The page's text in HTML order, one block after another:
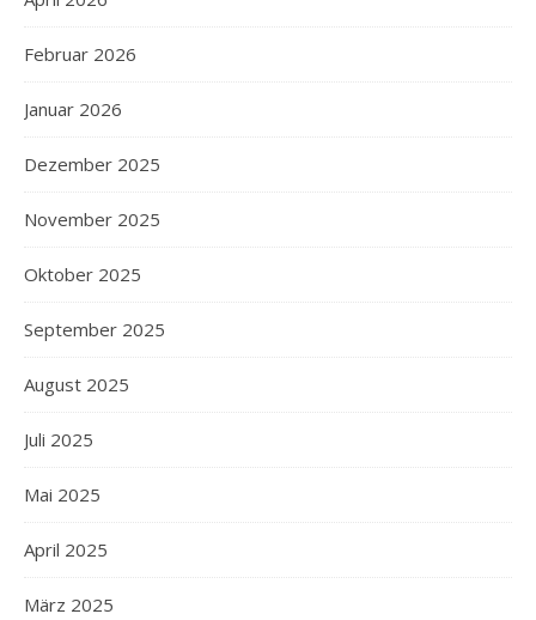
Februar 2026
Januar 2026
Dezember 2025
November 2025
Oktober 2025
September 2025
August 2025
Juli 2025
Mai 2025
April 2025
März 2025